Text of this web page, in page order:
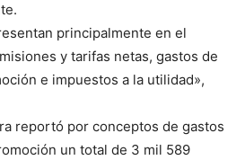
principalmente en el
y tarifas netas, gastos de
e impuestos a la utilidad»,
reportó por conceptos de gastos
un total de 3 mil 589